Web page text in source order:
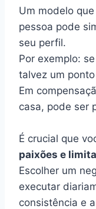
Um modelo
pessoa pode
seu perfil.
Por exemplo:
talvez um
Em
casa, pode ser
É crucial que
paixões e
Escolher um
executar
consistência e